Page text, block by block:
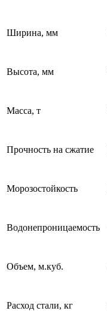
Ширина, мм
Высота, мм
Масса, т
Прочность на сжатие
Морозостойкость
Водонепроницаемость
Объем, м.куб.
Расход стали, кг